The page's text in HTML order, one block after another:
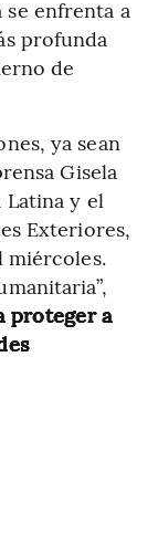
se enfrenta a
profunda
de
ya sean
Gisela
Latina y el
Exteriores,
miércoles.
proteger a